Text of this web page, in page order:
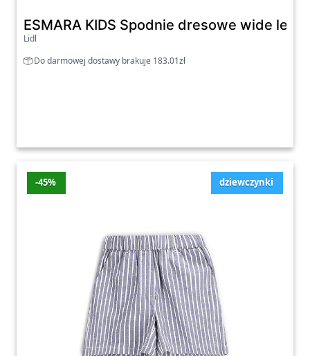
ESMARA KIDS Spodnie dresowe wide leg
Lidl
Do darmowej dostawy brakuje 183.01zł
dziewczynki
-45%